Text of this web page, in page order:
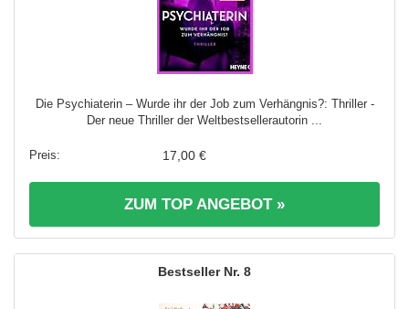
Die Psychiaterin – Wurde ihr der Job zum Verhängnis?: Thriller -
Der neue Thriller der Weltbestsellerautorin ...
17,00 €
ZUM TOP ANGEBOT »
8